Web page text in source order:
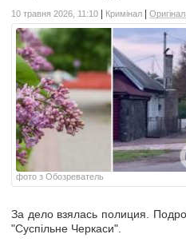
10 травня 2026, 11:10 Кримінал Оригінал
фото з Обозреватель
За дело взялась полиция.
"Суспільне Черкаси".